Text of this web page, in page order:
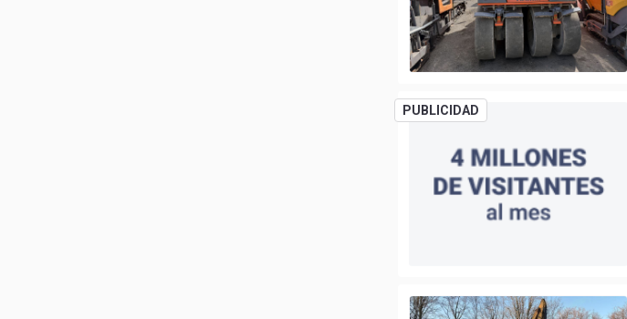
PUBLICIDAD